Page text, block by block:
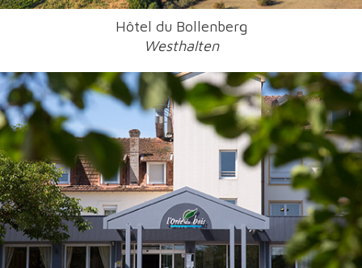
Hôtel du Bollenberg
Westhalten